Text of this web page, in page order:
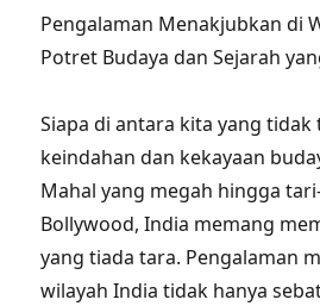
Pengalaman Menakjubkan di
Potret Budaya dan Sejarah
Siapa di antara kita yang
keindahan dan kekayaan
Mahal yang megah hingga
Bollywood, India memang
yang tiada tara. Pengalaman
wilayah India tidak hanya